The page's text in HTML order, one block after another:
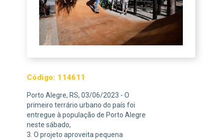
Código: 114611
Porto Alegre, RS, 03/06/2023 - O
primeiro terrário urbano do país foi
entregue à população de Porto Alegre
neste sábado,
3. O projeto aproveita pequena